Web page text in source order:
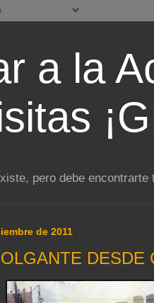
a la
pero debe encontrarte
de 2011
DESDE